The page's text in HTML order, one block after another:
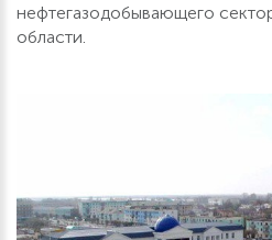
нефтегазодобывающего
области.